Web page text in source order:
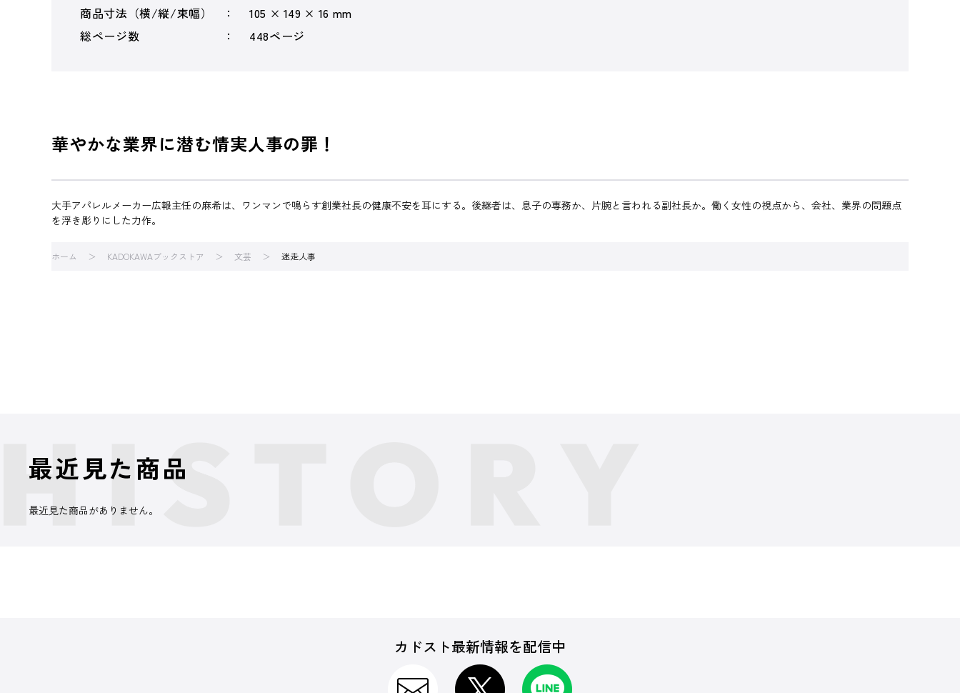
商品寸法（横/縦/束幅）
105 × 149 × 16 mm
総ページ数
448ページ
華やかな業界に潜む情実人事の罪！
大手アパレルメーカー広報主任の麻希は、ワンマンで鳴らす創業社長の健康不安を耳にする。後継者は、息子の専務か、片腕と言われる副社長か。働く女性の視点から、会社、業界の問題点
を浮き彫りにした力作。
ホーム KADOKAWAブックストア 文芸 迷走人事
最近見た商品
最近見た商品がありません。
カドスト最新情報を配信中